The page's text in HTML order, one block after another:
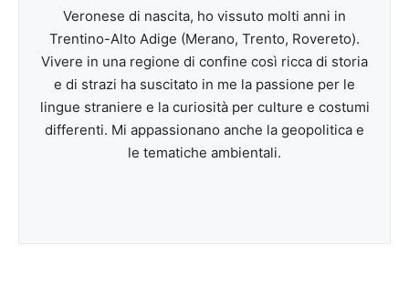
Veronese di nascita, ho vissuto molti anni in
Trentino-Alto Adige (Merano, Trento, Rovereto).
Vivere in una regione di confine così ricca di storia
e di strazi ha suscitato in me la passione per le
lingue straniere e la curiosità per culture e costumi
differenti. Mi appassionano anche la geopolitica e
le tematiche ambientali.